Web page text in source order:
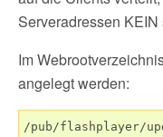
Serveradressen
Im
angelegt werden:
/pub/flashplayer/